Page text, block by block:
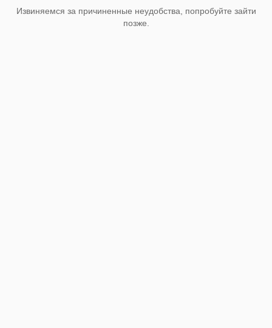
Извиняемся за причиненные неудобства, попробуйте зайти
позже.